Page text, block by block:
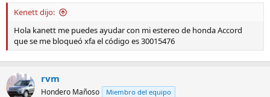
Kenett dijo:
Hola kanett me puedes ayudar con mi estereo de honda Accord
que se me bloqueó xfa el código es 30015476
rvm
Hondero Mañoso Miembro del equipo